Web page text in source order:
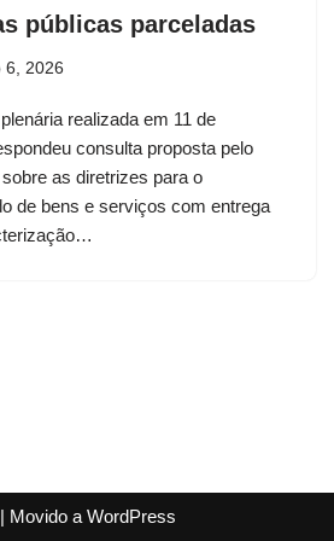
públicas parceladas
6, 2026
realizada em 11 de
consulta proposta pelo
as diretrizes para o
de bens e serviços com entrega
Movido a WordPress